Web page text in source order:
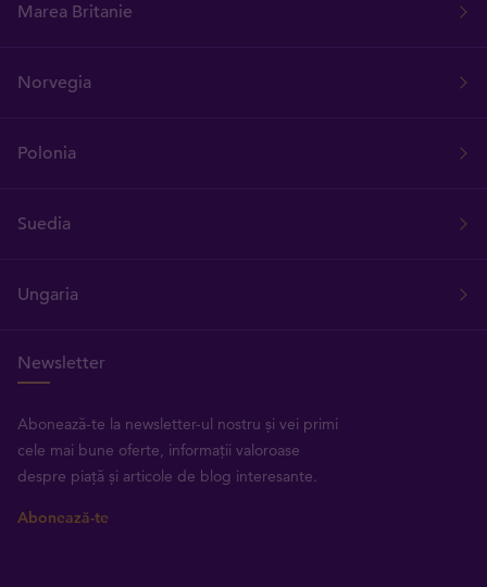
Marea Britanie
Norvegia
Polonia
Suedia
Ungaria
Newsletter
Abonează-te la newsletter-ul nostru și vei primi
cele mai bune oferte, informații valoroase
despre piață și articole de blog interesante.
Abonează-te